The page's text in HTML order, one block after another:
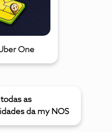
One
as
da my NOS